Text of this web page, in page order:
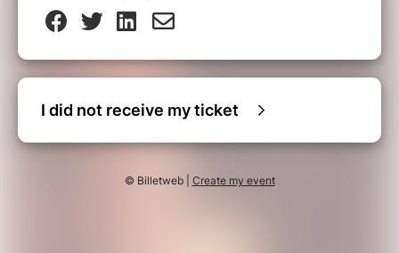
I did not receive my ticket
© Billetweb | Create my event